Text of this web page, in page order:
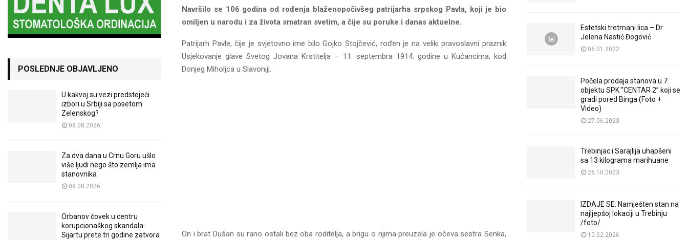
Navršilo se 106 godina od rođenja blaženopočivšeg patrijarha srpskog Pavla, koji je bio
omiljen u narodu i za života smatran svetim, a čije su poruke i danas aktuelne.
Patrijarh Pavle, čije je svjetovno ime bilo Gojko Stojčević, rođen je na veliki pravoslavni praznik
Usjekovanje glave Svetog Jovana Krstitelja – 11. septembra 1914. godine u Kućancima, kod
Donjeg Miholjca u Slavoniji.
On i brat Dušan su rano ostali bez oba roditelja, a brigu o njima preuzela je očeva sestra Senka,
POSLEDNJE OBJAVLJENO
U kakvoj su vezi predstojeći
izbori u Srbiji sa posetom
Zelenskog?
08.08.2026
Za dva dana u Crnu Goru ušlo
više ljudi nego što zemlja ima
stanovnika
08.08.2026
Orbanov čovek u centru
korupcionaškog skandala:
Sijartu prete tri godine zatvora
Estetski tretmani lica – Dr
Jelena Nastić Đogović
06.01.2022
Počela prodaja stanova u 7.
objektu SPK “CENTAR 2” koji se
gradi pored Binga (Foto +
Video)
27.06.2023
Trebinjac i Sarajlija uhapšeni
sa 13 kilograma marihuane
26.10.2023
IZDAJE SE: Namješten stan na
najljepšoj lokaciji u Trebinju
/foto/
10.02.2026